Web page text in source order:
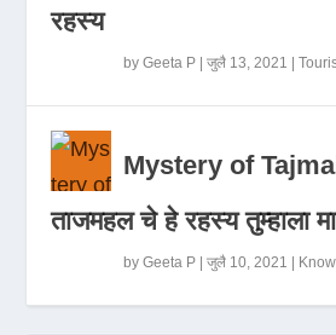
रहस्य
byGeeta P |जुलै 13, 2021 |
Mystery of
ताजमहल चे हे रहस्य तुम्हाला
byGeeta P |जुलै 10, 2021